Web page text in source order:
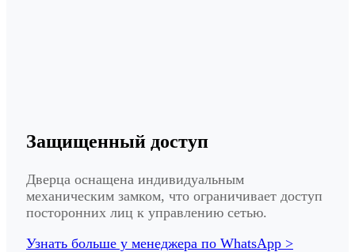
Защищенный доступ
Дверца оснащена индивидуальным
механическим замком, что ограничивает доступ
посторонних лиц к управлению сетью.
Узнать больше у менеджера по WhatsApp >